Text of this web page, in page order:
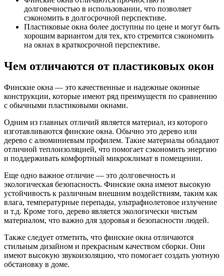
долговечностью в использовании, что позволяет
сэкономить в долгосрочной перспективе.
Пластиковые окна более доступны по цене и могут быть
хорошим вариантом для тех, кто стремится сэкономить
на окнах в краткосрочной перспективе.
Чем отличаются от пластиковых окон
Финские окна — это качественные и надежные оконные
конструкции, которые имеют ряд преимуществ по сравнению
с обычными пластиковыми окнами.
Одним из главных отличий является материал, из которого
изготавливаются финские окна. Обычно это дерево или
дерево с алюминиевым профилем. Такие материалы обладают
отличной теплоизоляцией, что помогает сэкономить энергию
и поддерживать комфортный микроклимат в помещении.
Еще одно важное отличие — это долговечность и
экологическая безопасность. Финские окна имеют высокую
устойчивость к различным внешним воздействиям, таким как
влага, температурные перепады, ультрафиолетовое излучение
и т.д. Кроме того, дерево является экологически чистым
материалом, что важно для здоровья и безопасности людей.
Также следует отметить, что финские окна отличаются
стильным дизайном и прекрасным качеством сборки. Они
имеют высокую звукоизоляцию, что помогает создать уютную
обстановку в доме.